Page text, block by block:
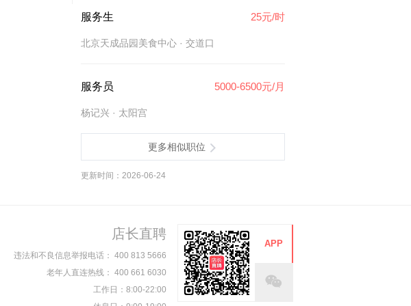
服务生 25元/时
北京天成品园美食中心 · 交道口
服务员 5000-6500元/月
杨记兴 · 太阳宫
更多相似职位
更新时间：2026-06-24
店长直聘
违法和不良信息举报电话： 400 813 5666
老年人直连热线： 400 661 6030
工作日：8:00-22:00
APP